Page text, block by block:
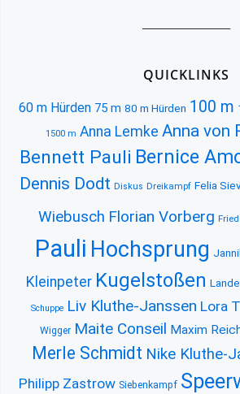
QUICKLINKS
60 m Hürden 75 m 80 m Hürden 100 m
1500 m Anna Lemke Anna von
Bennett Pauli Bernice
Dennis Dodt Diskus Dreikampf Felia
Wiebusch Florian Vorberg
Pauli Hochsprung
Kleinpeter Kugelstoßen
Schuppe Liv Kluthe-Janssen Lora
Wigger Maite Conseil Maxim
Merle Schmidt Nike Kluthe-
Philipp Zastrow Siebenkampf